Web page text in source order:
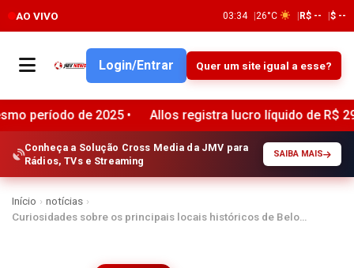
AO VIVO 03:34 26°C R$ -- $ --
Login/Entrar Quer um site igual a esse?
• Allos registra lucro líquido de R$ 294 milhões no
Conheça a Solução Cross Media da JMV para
Rádios, TVs e Streaming
SAIBA MAIS
Início › notícias ›
Curiosidades sobre os principais locais históricos de Belo…